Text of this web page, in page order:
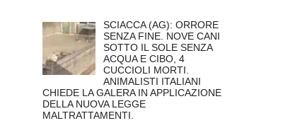
SCIACCA (AG): ORRORE
SENZA FINE. NOVE CANI
SOTTO IL SOLE SENZA
ACQUA E CIBO, 4
CUCCIOLI MORTI.
ANIMALISTI ITALIANI
CHIEDE LA GALERA IN APPLICAZIONE
DELLA NUOVA LEGGE
MALTRATTAMENTI.